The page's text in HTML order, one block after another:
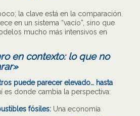
la clave está en la comparación.
en un sistema “vacío”, sino que
mucho más intensivos en
en contexto: lo que no
puede parecer elevado… hasta
es donde cambia la perspectiva:
fósiles:Una economía